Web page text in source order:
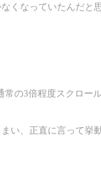
くなっていたんだと思
の3倍程度スクロール
い、正直に言って挙